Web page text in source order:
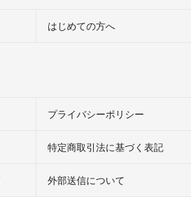
はじめての方へ
プライバシーポリシー
特定商取引法に基づく表記
外部送信について